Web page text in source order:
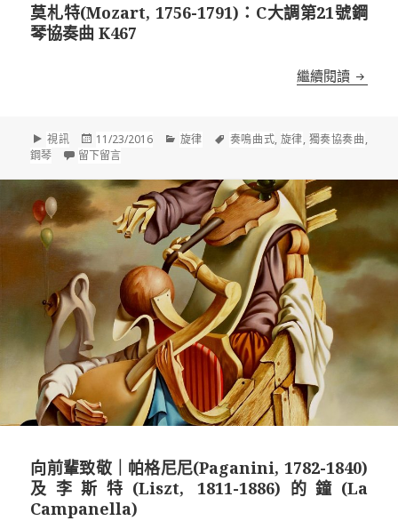
莫札特(Mozart, 1756-1791)：C大調第21號鋼
琴協奏曲 K467
繼續閱讀 莫札
格
式
視訊
發
佈
11/23/2016
分
旋律
標
奏鳴曲式, 旋律, 獨奏協奏曲,
鋼琴
留下留言在 莫札特(Mozart, 1756-1791)：C大調第21號鋼琴協奏曲
向前輩致敬｜帕格尼尼(Paganini, 1782-1840)
及李斯特(Liszt, 1811-1886)的鐘(La
Campanella)